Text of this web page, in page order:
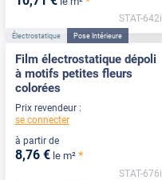
STAT-642i
Électrostatique Pose Intérieure
Film électrostatique dépoli
à motifs petites fleurs
colorées
Prix revendeur :
se connecter
à partir de
8,76 € le m² *
STAT-676i